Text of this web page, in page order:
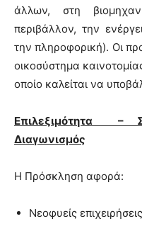
άλλων, στη
περιβάλλον, την
την πληροφορική). Οι
οικοσύστημα
οποίο καλείται να
Επιλεξιμότητα –
Διαγωνισμός
H Πρόσκληση αφορά:
Νεοφυείς επιχειρήσεις